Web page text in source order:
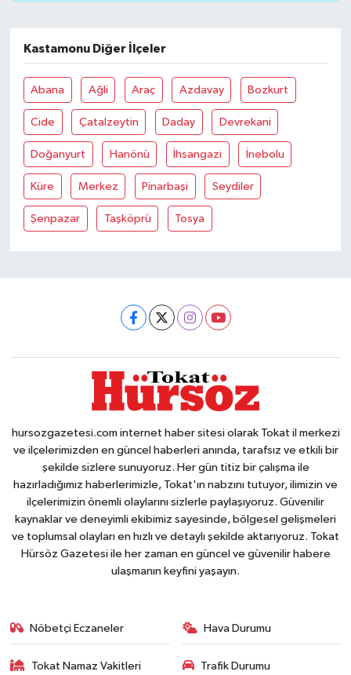
Kastamonu Diğer İlçeler
Abana Ağli Araç Azdavay Bozkurt
Cide Çatalzeytin Daday Devrekani
Doğanyurt Hanönü İhsangazi İnebolu
Küre Merkez Pinarbaşi Seydiler
Şenpazar Taşköprü Tosya
hursozgazetesi.com internet haber sitesi olarak Tokat il merkezi
ve ilçelerimizden en güncel haberleri anında, tarafsız ve etkili bir
şekilde sizlere sunuyoruz. Her gün titiz bir çalışma ile
hazırladığımız haberlerimizle, Tokat'ın nabzını tutuyor, ilimizin ve
ilçelerimizin önemli olaylarını sizlerle paylaşıyoruz. Güvenilir
kaynaklar ve deneyimli ekibimiz sayesinde, bölgesel gelişmeleri
ve toplumsal olayları en hızlı ve detaylı şekilde aktarıyoruz. Tokat
Hürsöz Gazetesi ile her zaman en güncel ve güvenilir habere
ulaşmanın keyfini yaşayın.
Nöbetçi Eczaneler Hava Durumu
Tokat Namaz Vakitleri Trafik Durumu